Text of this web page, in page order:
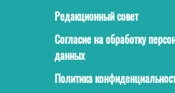
Редакционный совет
Согласие на обработку
данных
Политика